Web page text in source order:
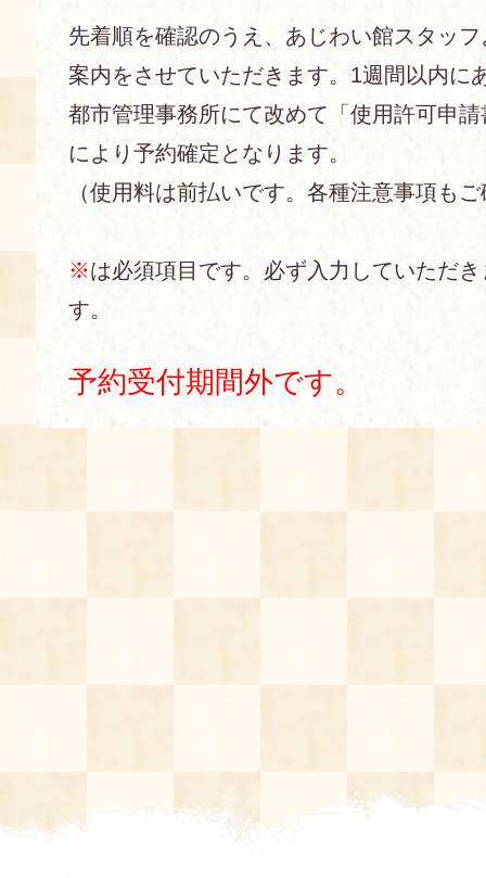
あじわい館とは
京の食文化について
アクセス
料理教室
食の海援隊・陸援隊 会員限定
展示室
展示室のご紹介
レンタル
団体向け見学・体験
講演会付き料理教室
先着順を確認のうえ、あじわい館スタッ
案内をさせていただきます。1週間以内に
都市管理事務所にて改めて「使用許可申
により予約確定となります。
（使用料は前払いです。各種注意事項も
※は必須項目です。必ず入力していただ
す。
予約受付期間外です。